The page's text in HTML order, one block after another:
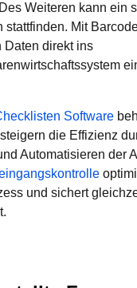
Weiteren kann ein
stattfinden. Mit
Daten direkt ins
Software
die Effizienz
Automatisieren der
und sichert